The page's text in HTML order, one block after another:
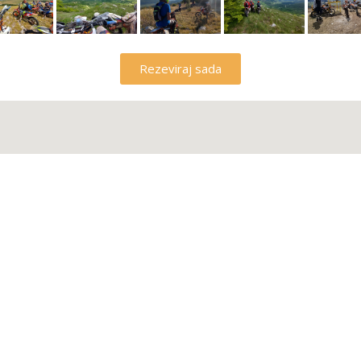
Rezeviraj sada